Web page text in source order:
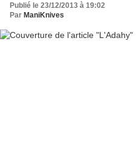
Publié le 23/12/2013 à 19:02
Par ManiKnives